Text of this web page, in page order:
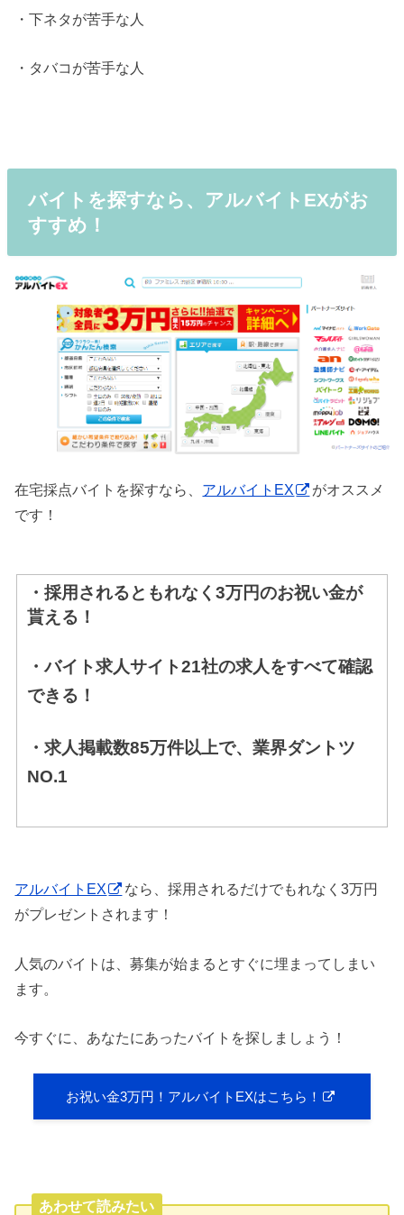
・下ネタが苦手な人
・タバコが苦手な人
バイトを探すなら、アルバイトEXがお
すすめ！
在宅採点バイトを探すなら、 アルバイトEX
がオススメ
です！
・採用されるともれなく3万円のお祝い金が
貰える！
・バイト求人サイト21社の求人をすべて確認
できる！
・求人掲載数85万件以上で、業界ダントツ
NO.1
アルバイトEX
なら、採用されるだけでもれなく3万円
がプレゼントされます！
人気のバイトは、募集が始まるとすぐに埋まってしまい
ます。
今すぐに、あなたにあったバイトを探しましょう！
お祝い金3万円！アルバイトEXはこちら！
あわせて読みたい